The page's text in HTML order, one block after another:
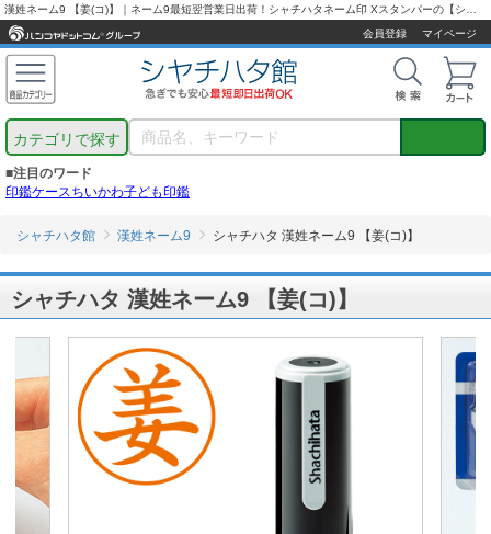
会員登録
マイページ
カテゴリで探す
■注目のワード
印鑑ケースちいかわ子ども印鑑
シャチハタ館 漢姓ネーム9 シャチハタ 漢姓ネーム9 【姜(コ)】
シャチハタ 漢姓ネーム9 【姜(コ)】